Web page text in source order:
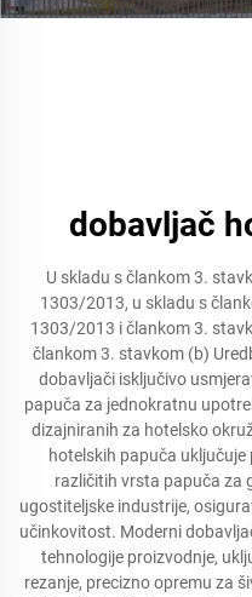
dobavljač
U skladu s člankom 3.
1303/2013, u skladu s
1303/2013 i člankom 3.
člankom 3. stavkom (b)
dobavljači isključivo
papuča za jednokratnu
dizajniranih za hotelsko
hotelskih papuča
različitih vrsta papuča za
ugostiteljske industrije,
učinkovitost. Moderni
tehnologije proizvodnje,
rezanje, precizno opremu za